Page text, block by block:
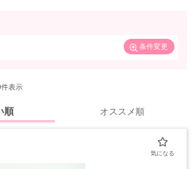
条件変更
表示
順 オススメ順